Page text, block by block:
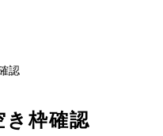
認
き枠確認